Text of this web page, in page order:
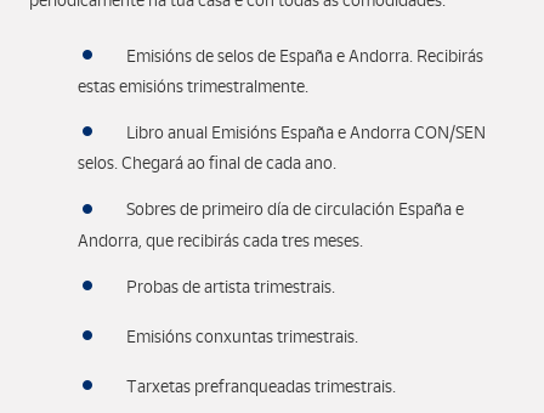
Emisións de selos de España e Andorra. Recibirás
estas emisións trimestralmente.
Libro anual Emisións España e Andorra CON/SEN
selos. Chegará ao final de cada ano.
Sobres de primeiro día de circulación España e
Andorra, que recibirás cada tres meses.
Probas de artista trimestrais.
Emisións conxuntas trimestrais.
Tarxetas prefranqueadas trimestrais.